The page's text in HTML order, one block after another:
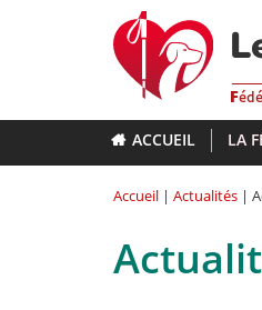
F
ACCUEIL LA
Accueil | Actualités |